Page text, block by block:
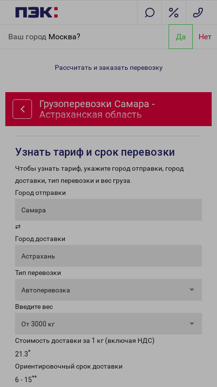
Ваш город Москва? Да Нет
Астраханская область
Рассчитать и заказать перевозку
Грузоперевозки Самара -
Астраханская область
Узнать тариф и срок перевозки
Чтобы узнать тариф, укажите город отправки, город
доставки, тип перевозки и вес груза.
Город отправки
Самара
⇄
Город доставки
Астрахань
Тип перевозки
Автоперевозка
Введите вес
От 3000 кг
Стоимость доставки за 1 кг (включая НДС)
21.3*
Ориентировочный срок доставки
6 - 15**